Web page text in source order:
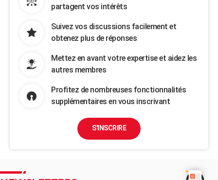
partagent vos intérêts
Suivez vos discussions facilement et
obtenez plus de réponses
Mettez en avant votre expertise et aidez les
autres membres
Profitez de nombreuses fonctionnalités
supplémentaires en vous inscrivant
S'INSCRIRE